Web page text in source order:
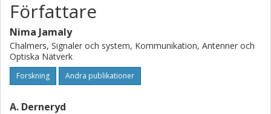
Författare
Nima Jamaly
Chalmers, Signaler och system, Kommunikation, Antenner och
Optiska Nätverk
Forskning Andra publikationer
A. Derneryd